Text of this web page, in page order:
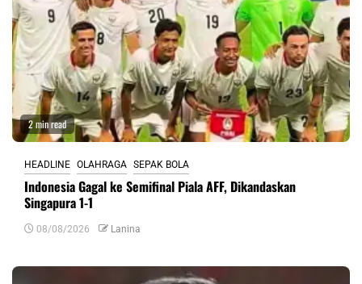
2 min read
HEADLINE OLAHRAGA SEPAK BOLA
Indonesia Gagal ke Semifinal Piala AFF, Dikandaskan
Singapura 1-1
08/08/2026 Lanina